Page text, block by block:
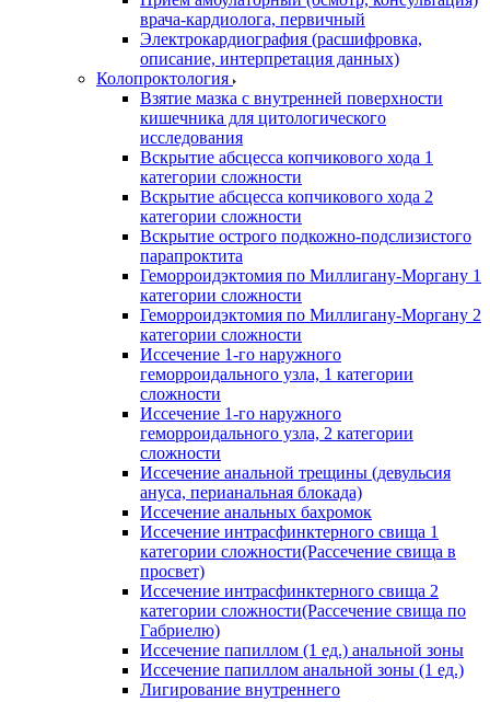
врача-кардиолога, первичный
Электрокардиография (расшифровка,
описание, интерпретация данных)
Колопроктология
Взятие мазка с внутренней поверхности
кишечника для цитологического
исследования
Вскрытие абсцесса копчикового хода 1
категории сложности
Вскрытие абсцесса копчикового хода 2
категории сложности
Вскрытие острого подкожно-подслизистого
парапроктита
Геморроидэктомия по Миллигану-Моргану 1
категории сложности
Геморроидэктомия по Миллигану-Моргану 2
категории сложности
Иссечение 1-го наружного
геморроидального узла, 1 категории
сложности
Иссечение 1-го наружного
геморроидального узла, 2 категории
сложности
Иссечение анальной трещины (девульсия
ануса, перианальная блокада)
Иссечение анальных бахромок
Иссечение интрасфинктерного свища 1
категории сложности(Рассечение свища в
просвет)
Иссечение интрасфинктерного свища 2
категории сложности(Рассечение свища по
Габриелю)
Иссечение папиллом (1 ед.) анальной зоны
Иссечение папиллом анальной зоны (1 ед.)
Лигирование внутреннего